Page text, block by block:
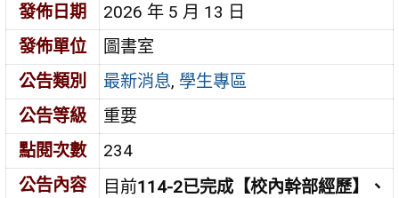
發佈日期
2026 年 5 月 13 日
發佈單位
圖書室
公告類別
最新消息, 學生專區
公告等級
重要
點閱次數
234
公告內容
目前114-2已完成【校內幹部經歷】、